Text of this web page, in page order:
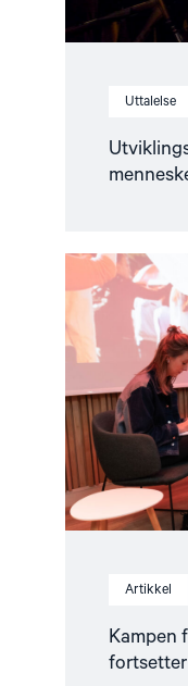
Uttalelse
Artikkel
Kampen
fortsetter